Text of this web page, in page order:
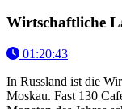
Wirtschaftliche
01:20:43
In Russland ist die
Moskau. Fast 130